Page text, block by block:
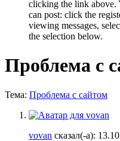
clicking the link above.
can post: click the
viewing messages,
the selection below.
Проблема с
Тема: Проблема с сайтом
vovan сказал(-а):